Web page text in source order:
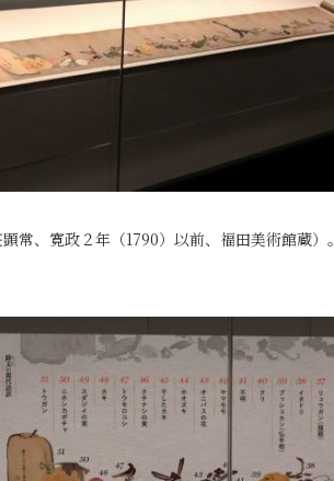
常、寛政２年（1790）以前、福田美術館蔵）。